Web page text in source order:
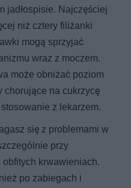
jadłospisie. Najczęściej
niż cztery filiżanki
mogą sprzyjać
wraz z moczem.
może obniżać poziom
chorujące na cukrzycę
z lekarzem.
się z problemami w
przy
krwawieniach.
po zabiegach i